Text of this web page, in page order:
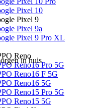
Pixel 10
Pixel 9
Pixel 9a
Pixel 9 Pro XL
Reno
Reno16 Pro 5G
Reno16 F 5G
Reno16 5G
Reno15 Pro 5G
Reno15 5G
in huis